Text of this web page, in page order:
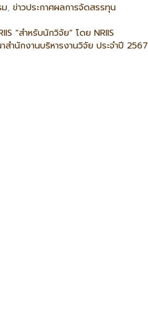
ม,ข่าวประกาศผลการจัดสรรทุน
“สำหรับนักวิจัย” โดย NRIIS
ำนักงานบริหารงานวิจัย ประจำปี 2567